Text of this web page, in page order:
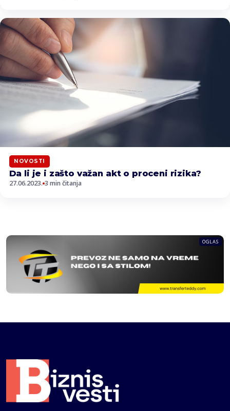
NOVOSTI
Da li je i zašto važan akt o proceni rizika?
27.06.2023. 3 min čitanja
OGLAS